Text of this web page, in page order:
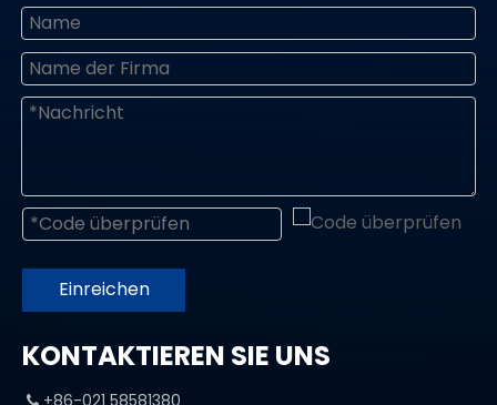
Einreichen
KONTAKTIEREN SIE UNS
 +86-021 58581380